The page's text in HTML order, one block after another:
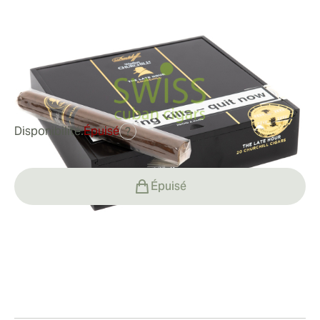
178 mm / 7.01 pouces
Commentaires
Disponibilité:Épuisé ?
Épuisé